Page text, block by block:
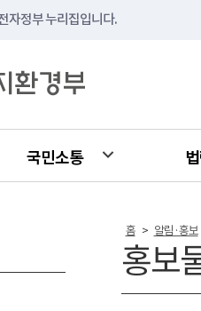
자정부 누리집입니다.
국민소통
홈 > 알림·홍보
홍보